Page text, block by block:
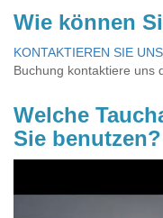
Wie können
KONTAKTIEREN SIE UNS
Buchung kontaktiere uns
Welche
Sie benutzen?